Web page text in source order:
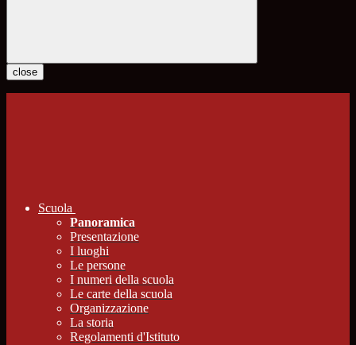
close
Scuola
Panoramica
Presentazione
I luoghi
Le persone
I numeri della scuola
Le carte della scuola
Organizzazione
La storia
Regolamenti d'Istituto